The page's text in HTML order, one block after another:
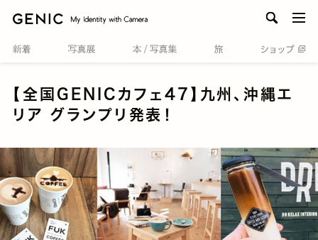
【全国GENICカフェ47】九州、沖縄エ
リア グランプリ発表！